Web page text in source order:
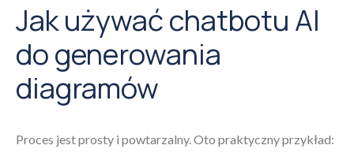
Jak używać chatbotu AI
do generowania
diagramów
Proces jest prosty i powtarzalny. Oto praktyczny przykład: